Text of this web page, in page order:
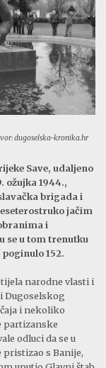
dugoselska-kronika.hr
Save, udaljeno
ožujka 1944.,
brigada i
jačim
i
se u tom trenutku
152.
tijela narodne vlasti i
Dugoselskog
i nekoliko
partizanske
odluci da se u
s Banije,